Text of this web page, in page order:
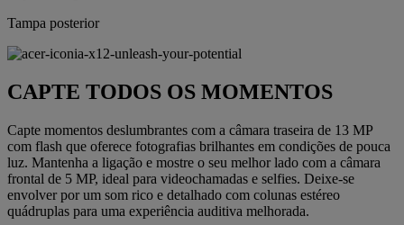
Tampa posterior
CAPTE TODOS OS MOMENTOS
Capte momentos deslumbrantes com a câmara traseira de 13 MP
com flash que oferece fotografias brilhantes em condições de pouca
luz. Mantenha a ligação e mostre o seu melhor lado com a câmara
frontal de 5 MP, ideal para videochamadas e selfies. Deixe-se
envolver por um som rico e detalhado com colunas estéreo
quádruplas para uma experiência auditiva melhorada.